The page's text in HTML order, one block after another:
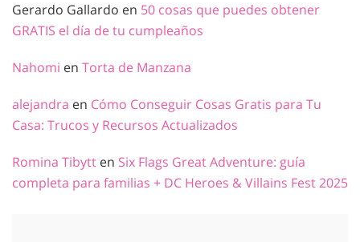
Gerardo Gallardo en 50 cosas que puedes obtener
GRATIS el día de tu cumpleaños
Nahomi en Torta de Manzana
alejandra en Cómo Conseguir Cosas Gratis para Tu
Casa: Trucos y Recursos Actualizados
Romina Tibytt en Six Flags Great Adventure: guía
completa para familias + DC Heroes & Villains Fest 2025